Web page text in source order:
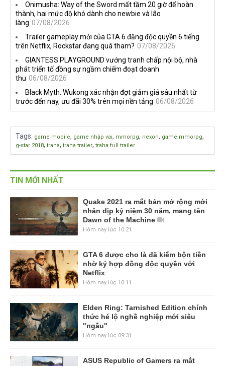
Onimusha: Way of the Sword mất tầm 20 giờ để hoàn
thành, hai mức độ khó dành cho newbie và lão
làng 07/08/2026
Trailer gameplay mới của GTA 6 đăng độc quyền 6 tiếng
trên Netflix, Rockstar đang quá tham? 07/08/2026
GIANTESS PLAYGROUND vướng tranh chấp nội bộ, nhà
phát triển tố đồng sự ngầm chiếm đoạt doanh
thu 06/08/2026
Black Myth: Wukong xác nhận đợt giảm giá sâu nhất từ
trước đến nay, ưu đãi 30% trên mọi nền tảng 06/08/2026
Tags: game mobile, game nhập vai, mmorpg, nexon, game mmorpg,
g-star 2018, traha, traha trailer, traha full trailer
TIN MỚI NHẤT
Quake 2021 ra mắt bản mở rộng mới
nhân dịp kỷ niệm 30 năm, mang tên
Dawn of the Machine
Hôm nay lúc 10:21
GTA 6 được cho là đã kiếm bộn tiền
nhờ ký hợp đồng độc quyền với
Netflix
Hôm nay lúc 10:11
Elden Ring: Tarnished Edition chính
thức hé lộ nghề nghiệp mới siêu
"ngầu"
Hôm nay lúc 09:31
ASUS Republic of Gamers ra mắt